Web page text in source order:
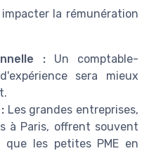
la rémunération
:Un comptable-
sera mieux
Les grandes entreprises,
à Paris, offrent souvent
que les petites PME en